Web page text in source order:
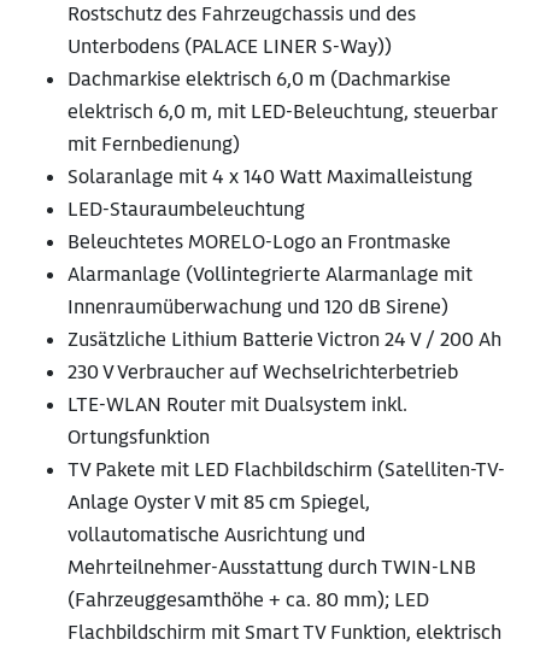
Rostschutz des Fahrzeugchassis und des
Unterbodens (PALACE LINER S-Way))
Dachmarkise elektrisch 6,0 m (Dachmarkise
elektrisch 6,0 m, mit LED-Beleuchtung, steuerbar
mit Fernbedienung)
Solaranlage mit 4 x 140 Watt Maximalleistung
LED-Stauraumbeleuchtung
Beleuchtetes MORELO-Logo an Frontmaske
Alarmanlage (Vollintegrierte Alarmanlage mit
Innenraumüberwachung und 120 dB Sirene)
Zusätzliche Lithium Batterie Victron 24 V / 200 Ah
230 V Verbraucher auf Wechselrichterbetrieb
LTE-WLAN Router mit Dualsystem inkl.
Ortungsfunktion
TV Pakete mit LED Flachbildschirm (Satelliten-TV-
Anlage Oyster V mit 85 cm Spiegel,
vollautomatische Ausrichtung und
Mehrteilnehmer-Ausstattung durch TWIN-LNB
(Fahrzeuggesamthöhe + ca. 80 mm); LED
Flachbildschirm mit Smart TV Funktion, elektrisch